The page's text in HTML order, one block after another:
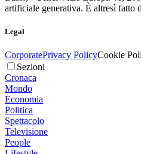
artificiale generativa. È altresì fatto
Legal
CorporatePrivacy PolicyCookie
Sezioni
Cronaca
Mondo
Economia
Politica
Spettacolo
Televisione
People